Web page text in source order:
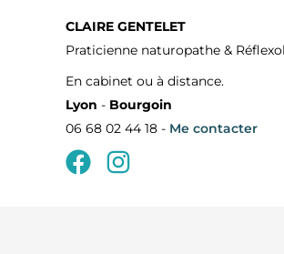
CLAIRE GENTELET
Praticienne naturopathe &
En cabinet ou à distance.
Lyon - Bourgoin
06 68 02 44 18 - Me contacter